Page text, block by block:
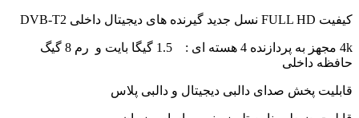
کیفیت FULL HD نسل جدید گیرنده های دیجیتال داخلی DVB-T2
4k مجهز به پردازنده 4 هسته ای : 1.5 گیگا بایت و رم 8 گیگ
حافظه داخلی
قابلیت پخش صدای دالبی دیجیتال و دالبی پلاس